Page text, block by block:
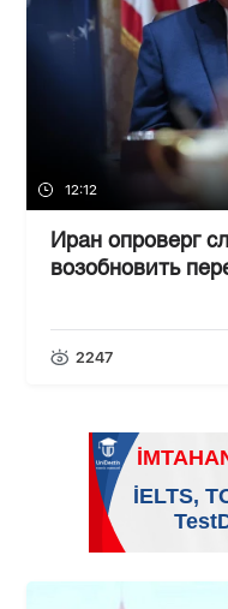
12:12
Иран опроверг
возобновить
2247